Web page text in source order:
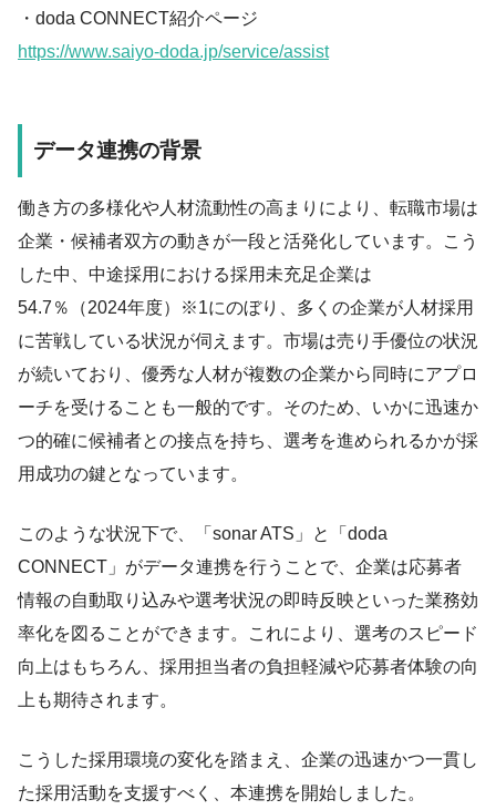
・doda CONNECT紹介ページ
https://www.saiyo-doda.jp/service/assist
データ連携の背景
働き方の多様化や人材流動性の高まりにより、転職市場は
企業・候補者双方の動きが一段と活発化しています。こう
した中、中途採用における採用未充足企業は
54.7％（2024年度）※1にのぼり、多くの企業が人材採用
に苦戦している状況が伺えます。市場は売り手優位の状況
が続いており、優秀な人材が複数の企業から同時にアプロ
ーチを受けることも一般的です。そのため、いかに迅速か
つ的確に候補者との接点を持ち、選考を進められるかが採
用成功の鍵となっています。
このような状況下で、「sonar ATS」と「doda
CONNECT」がデータ連携を行うことで、企業は応募者
情報の自動取り込みや選考状況の即時反映といった業務効
率化を図ることができます。これにより、選考のスピード
向上はもちろん、採用担当者の負担軽減や応募者体験の向
上も期待されます。
こうした採用環境の変化を踏まえ、企業の迅速かつ一貫し
た採用活動を支援すべく、本連携を開始しました。